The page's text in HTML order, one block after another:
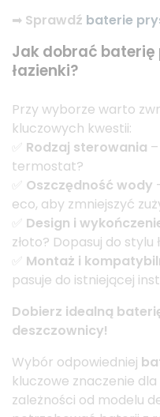
➡ Sprawdź baterie
Jak dobrać baterię
łazienki?
Przy wyborze warto
kluczowych kwestii:
✅ Rodzaj sterowania
termostat?
✅ Oszczędność wody
eco, aby zmniejszyć
✅ Design i
złoto? Dopasuj do stylu
✅ Montaż i
pasuje do istniejącej
Dobierz idealną
deszczownicy!
Wybór odpowiedniej
kluczowe znaczenie
zależności od modelu